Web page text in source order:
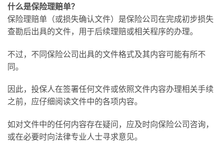
什么是保险理赔单？
保险理赔单（或损失确认文件）是保险公司在完成初步损失
查勘后出具的文件，用于后续理赔或相关程序的办理。
不过，不同保险公司出具的文件格式及其内容可能有所不
同。
因此，投保人在签署任何文件或依照文件内容办理相关手续
之前，应仔细阅读文件中的各项内容。
如对文件中的任何内容存在疑问，应及时向保险公司咨询，
或在必要时向法律专业人士寻求意见。